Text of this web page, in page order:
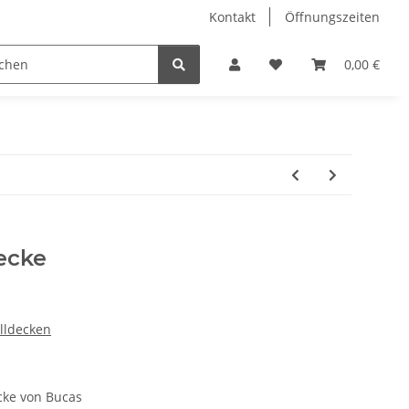
Kontakt Öffnungszeiten
0,00 €
Hobby Horse Dienstleistungen Geschenkartikel &
von Bucas